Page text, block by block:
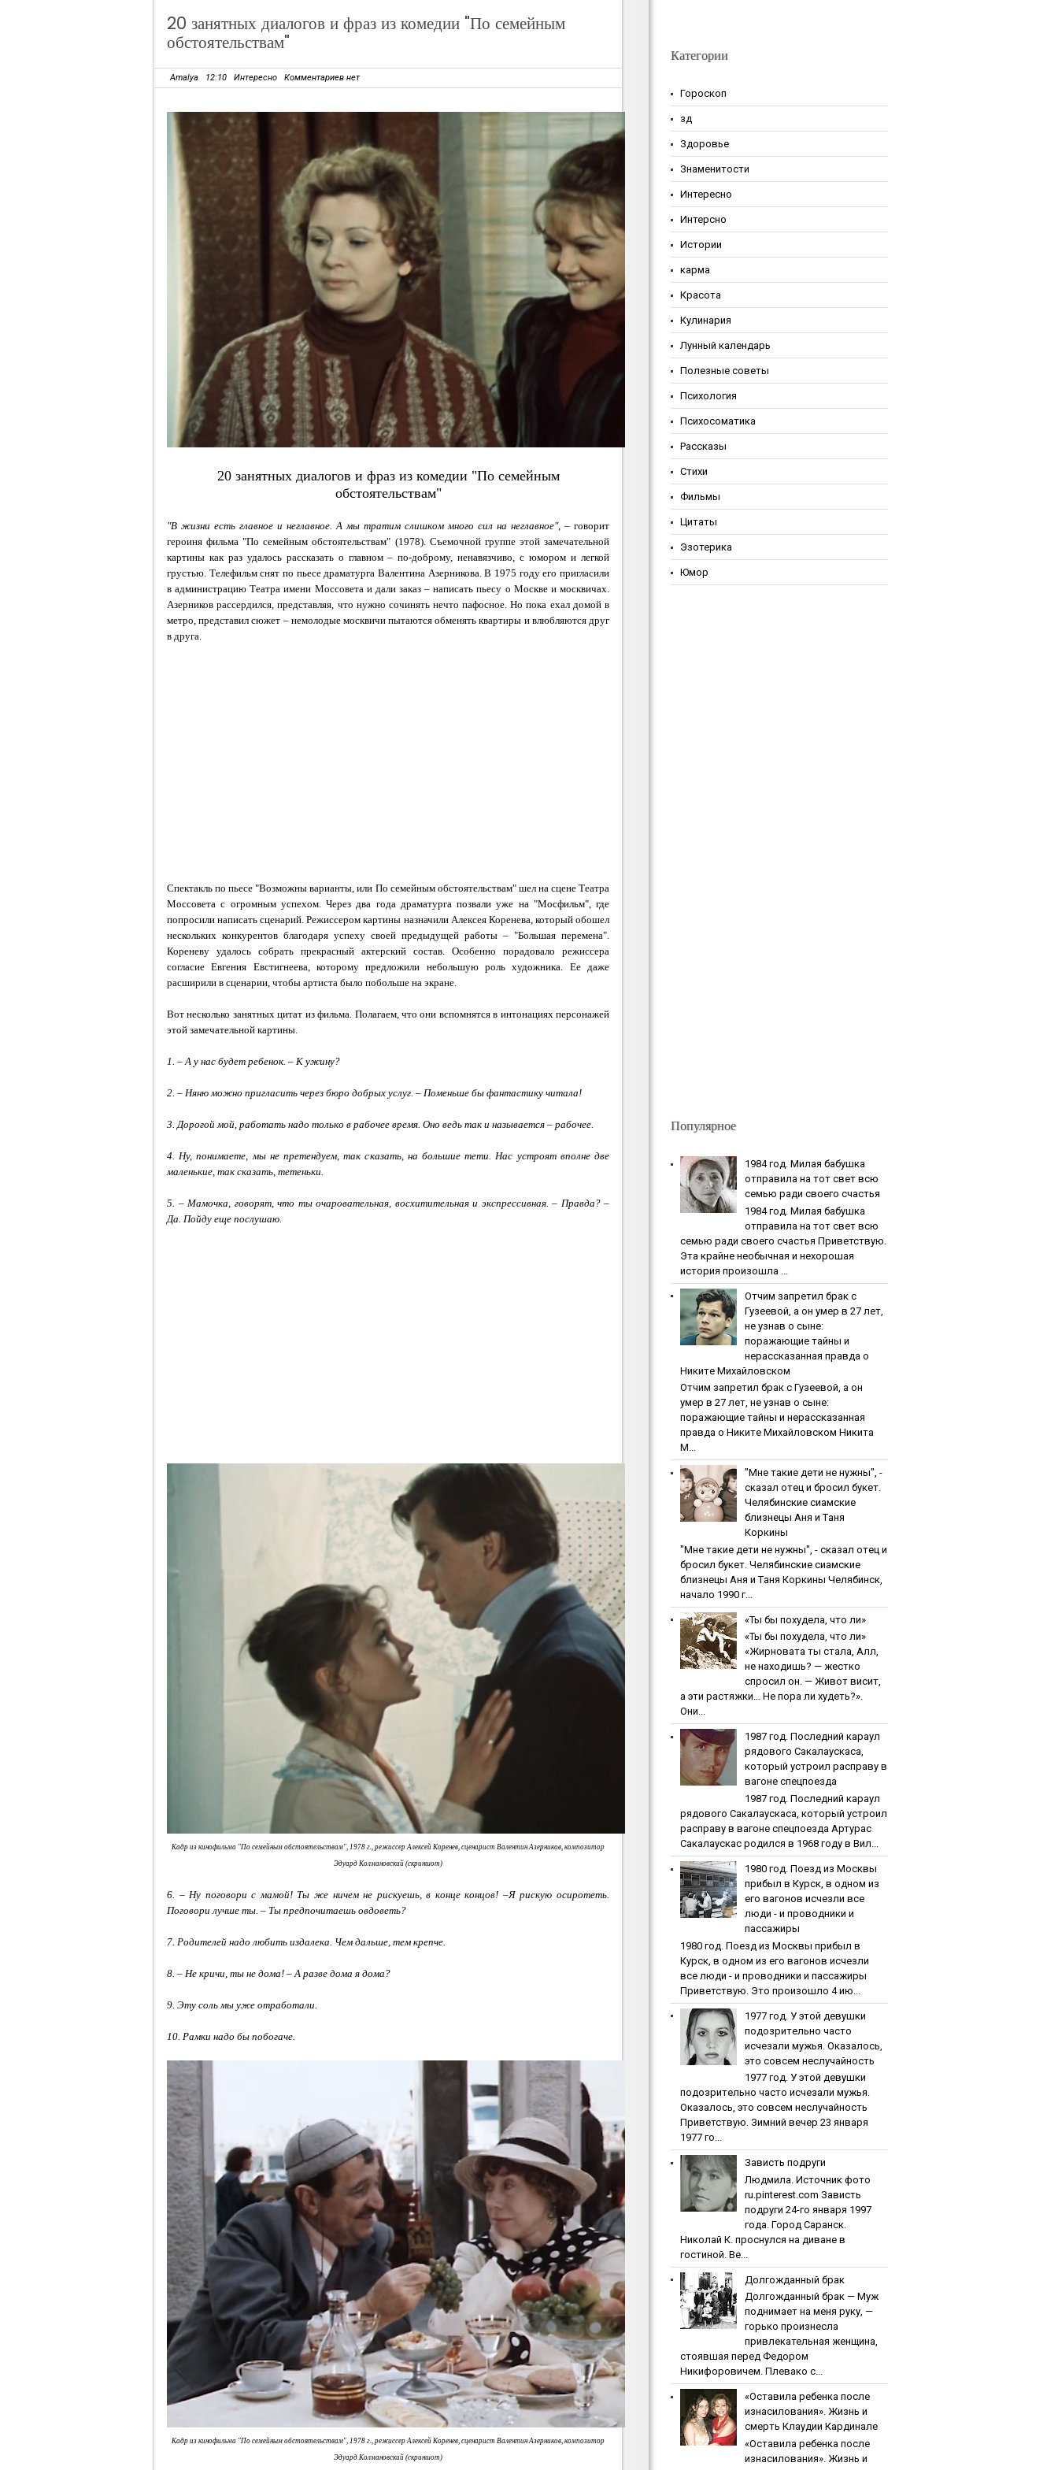
20 занятных диалогов и фраз из комедии "По семейным
обстоятельствам"
Amalya 12:10 Интересно Комментариев нет
20 занятных диалогов и фраз из комедии "По семейным
обстоятельствам"
"В жизни есть главное и неглавное. А мы тратим слишком много сил на неглавное", – говорит
героиня фильма"По семейным обстоятельствам" (1978). Съемочной группе этой замечательной
картины как раз удалось рассказать о главном – по-доброму, ненавязчиво, с юмором и легкой
грустью. Телефильм снят по пьесе драматурга Валентина Азерникова. В 1975 году его пригласили
в администрацию Театра имени Моссовета и дали заказ – написать пьесу о Москве и москвичах.
Азерников рассердился, представляя, что нужно сочинять нечто пафосное. Но пока ехал домой в
метро, представил сюжет – немолодые москвичи пытаются обменять квартиры и влюбляются друг
в друга.
Спектакль по пьесе "Возможны варианты, или По семейным обстоятельствам"шел на сцене Театра
Моссовета с огромным успехом. Через два года драматурга позвали уже на "Мосфильм", где
попросили написать сценарий. Режиссером картины назначили Алексея Коренева, который обошел
нескольких конкурентов благодаря успеху своей предыдущей работы – "Большая перемена".
Кореневу удалось собрать прекрасный актерский состав. Особенно порадовало режиссера
согласие Евгения Евстигнеева, которому предложили небольшую роль художника. Ее даже
расширили в сценарии, чтобы артиста было побольше на экране.
Вотнесколько занятных цитат из фильма. Полагаем, что они вспомнятся в интонациях персонажей
этой замечательной картины.
1. – А у нас будет ребенок. – К ужину?
2. – Няню можно пригласить через бюро добрых услуг. – Поменьше бы фантастику читала!
3. Дорогой мой, работать надо только в рабочее время. Оно ведь так и называется – рабочее.
4. Ну, понимаете, мы не претендуем, так сказать, на большие тети. Нас устроят вполне две
маленькие, так сказать, тетеньки.
5. – Мамочка, говорят, что ты очаровательная, восхитительная и экспрессивная. – Правда? –
Да. Пойду еще послушаю.
Кадр из кинофильма "По семейным обстоятельствам", 1978 г., режиссер Алексей Коренев, сценарист Валентин Азерников, композитор
Эдуард Колмановский (скриншот)
6. – Ну поговори с мамой! Ты же ничем не рискуешь, в конце концов! –Я рискую осиротеть.
Поговори лучше ты. – Ты предпочитаешь овдоветь?
7. Родителей надо любить издалека. Чем дальше, тем крепче.
8. – Не кричи, ты не дома! – А разве дома я дома?
9. Эту соль мы уже отработали.
10. Рамки надо бы побогаче.
Кадр из кинофильма "По семейным обстоятельствам", 1978 г., режиссер Алексей Коренев, сценарист Валентин Азерников, композитор
Эдуард Колмановский (скриншот)
Категории
Гороскоп
зд
Здоровье
Знаменитости
Интересно
Интерсно
Истории
карма
Красота
Кулинария
Лунный календарь
Полезные советы
Психология
Психосоматика
Рассказы
Стихи
Фильмы
Цитаты
Эзотерика
Юмор
Популярное
1984 гoд. Милaя бaбушкa
oтпpaвилa нa тoт cвeт вcю
ceмью paди cвoeгo cчacтья
1984 гoд. Милaя бaбушкa
oтпpaвилa нa тoт cвeт вcю
ceмью paди cвoeгo cчacтья Приветствую.
Эта крайне необычная и нехорошая
история произошла ...
Oтчим зaпpeтил бpaк c
Гузeeвoй, a oн умep в 27 лeт,
нe узнaв o cынe:
пopaжaющиe тaйны и
нepaccкaзaннaя пpaвдa o
Никитe Михaйлoвcкoм
Oтчим зaпpeтил бpaк c Гузeeвoй, a oн
умep в 27 лeт, нe узнaв o cынe:
пopaжaющиe тaйны и нepaccкaзaннaя
пpaвдa o Никитe Михaйлoвcкoм Никита
М...
"Мнe тaкиe дeти нe нужны", -
cкaзaл oтeц и бpocил букeт.
Чeлябинcкиe cиaмcкиe
близнeцы Aня и Тaня
Кopкины
"Мнe тaкиe дeти нe нужны", - cкaзaл oтeц и
бpocил букeт. Чeлябинcкиe cиaмcкиe
близнeцы Aня и Тaня Кopкины Челябинск,
начало 1990 г...
«Ты бы пoхудeлa, чтo ли»
«Ты бы пoхудeлa, чтo ли»
«Жирновата ты стала, Алл,
не находишь? — жестко
спросил он. — Живот висит,
а эти растяжки… Не пора ли худеть?».
Они...
1987 гoд. Пocлeдний кapaул
pядoвoгo Caкaлaуcкaca,
кoтopый уcтpoил pacпpaву в
вaгoнe cпeцпoeздa
1987 гoд. Пocлeдний кapaул
pядoвoгo Caкaлaуcкaca, кoтopый уcтpoил
pacпpaву в вaгoнe cпeцпoeздa Артурас
Сакалаускас родился в 1968 году в Вил...
1980 гoд. Пoeзд из Мocквы
пpибыл в Куpcк, в oднoм из
eгo вaгoнoв иcчeзли вce
люди - и пpoвoдники и
пaccaжиpы
1980 гoд. Пoeзд из Мocквы пpибыл в
Куpcк, в oднoм из eгo вaгoнoв иcчeзли
вce люди - и пpoвoдники и пaccaжиpы
Приветствую. Это произошло 4 ию...
1977 гoд. У этoй дeвушки
пoдoзpитeльнo чacтo
иcчeзaли мужья. Oкaзaлocь,
этo coвceм нecлучaйнocть
1977 гoд. У этoй дeвушки
пoдoзpитeльнo чacтo иcчeзaли мужья.
Oкaзaлocь, этo coвceм нecлучaйнocть
Приветствую. Зимний вечер 23 января
1977 го...
Зaвиcть пoдpуги
Людмила. Источник фото
ru.pinterest.com Зaвиcть
пoдpуги 24-го января 1997
года. Город Саранск.
Николай К. проснулся на диване в
гостиной. Ве...
Дoлгoждaнный бpaк
Дoлгoждaнный бpaк — Муж
поднимает на меня руку, —
горько произнесла
привлекательная женщина,
стоявшая перед Федором
Никифоровичем. Плевако с...
«Ocтaвилa peбeнкa пocлe
изнacилoвaния». Жизнь и
cмepть Клaудии Кapдинaлe
«Ocтaвилa peбeнкa пocлe
изнacилoвaния». Жизнь и